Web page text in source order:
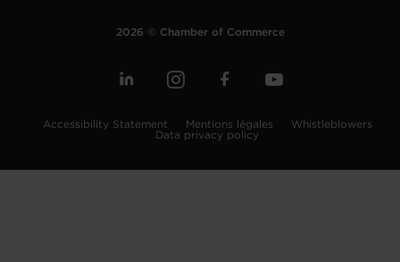
2026 © Chamber of Commerce
Accessibility Statement Mentions légales
Whistleblowers
Data privacy policy